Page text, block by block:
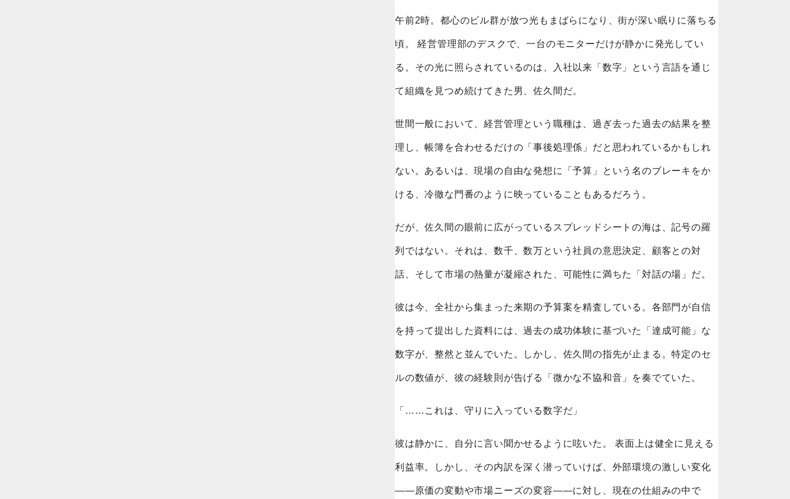
午前2時。都心のビル群が放つ光もまばらになり、街が深い眠りに落ちる
頃。 経営管理部のデスクで、一台のモニターだけが静かに発光してい
る。その光に照らされているのは、入社以来「数字」という言語を通じ
て組織を見つめ続けてきた男、佐久間だ。
世間一般において、経営管理という職種は、過ぎ去った過去の結果を整
理し、帳簿を合わせるだけの「事後処理係」だと思われているかもしれ
ない。あるいは、現場の自由な発想に「予算」という名のブレーキをか
ける、冷徹な門番のように映っていることもあるだろう。
だが、佐久間の眼前に広がっているスプレッドシートの海は、記号の羅
列ではない。それは、数千、数万という社員の意思決定、顧客との対
話、そして市場の熱量が凝縮された、可能性に満ちた「対話の場」だ。
彼は今、全社から集まった来期の予算案を精査している。各部門が自信
を持って提出した資料には、過去の成功体験に基づいた「達成可能」な
数字が、整然と並んでいた。しかし、佐久間の指先が止まる。特定のセ
ルの数値が、彼の経験則が告げる「微かな不協和音」を奏でていた。
「……これは、守りに入っている数字だ」
彼は静かに、自分に言い聞かせるように呟いた。 表面上は健全に見える
利益率。しかし、その内訳を深く潜っていけば、外部環境の激しい変化
——原価の変動や市場ニーズの変容——に対し、現在の仕組みの中で